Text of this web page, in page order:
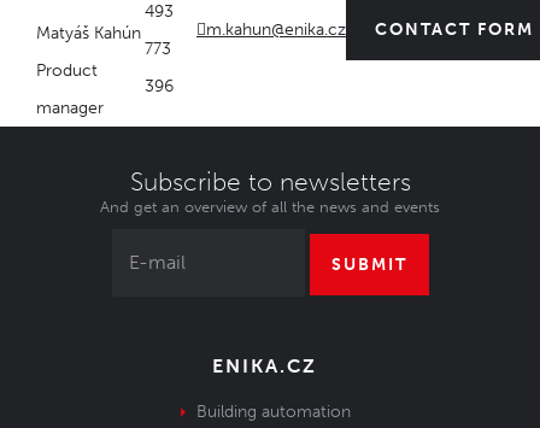
Matyáš Kahún
Product
manager
493
773
396
m.kahun@enika.cz CONTACT FORM
Subscribe to newsletters
And get an overview of all the news and events
SUBMIT
ENIKA.CZ
Building automation